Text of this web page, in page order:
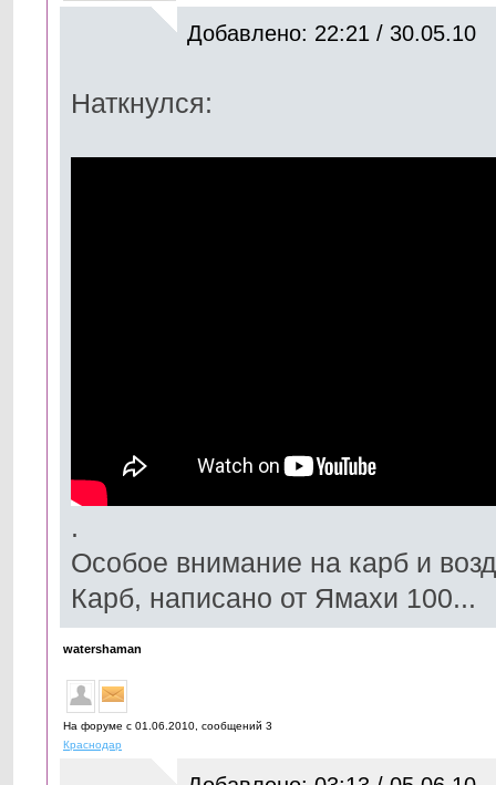
Добавлено: 22:21 / 30.05.10
Наткнулся:
.
Особое внимание на карб и
Карб, написано от Ямахи 100...
watershaman
На форуме с 01.06.2010, cообщений 3
Краснодар